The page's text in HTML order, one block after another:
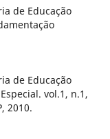
de Educação
de Educação
vol.1, n.1,
2010.